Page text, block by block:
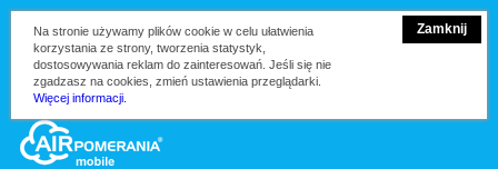
Zamknij
Na stronie używamy plików cookie w celu ułatwienia
korzystania ze strony, tworzenia statystyk,
dostosowywania reklam do zainteresowań. Jeśli się nie
zgadzasz na cookies, zmień ustawienia przeglądarki.
Więcej informacji.